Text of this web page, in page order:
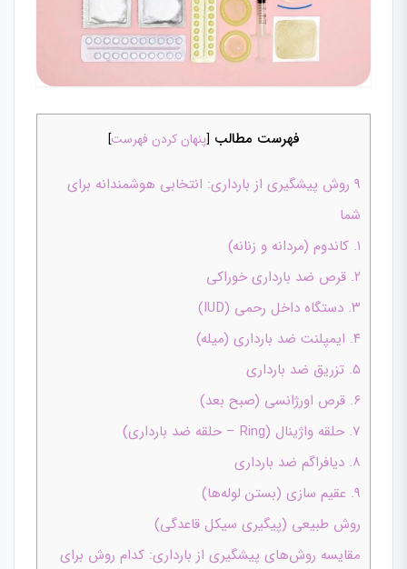
فهرست مطالب [پنهان کردن فهرست]
۹ روش پیشگیری از بارداری: انتخابی هوشمندانه برای
شما
۱. کاندوم (مردانه و زنانه)
۲. قرص ضد بارداری خوراکی
۳. دستگاه داخل رحمی (IUD)
۴. ایمپلنت ضد بارداری (میله)
۵. تزریق ضد بارداری
۶. قرص اورژانسی (صبح بعد)
۷. حلقه واژینال (Ring – حلقه ضد بارداری)
۸. دیافراگم ضد بارداری
۹. عقیم سازی (بستن لوله‌ها)
روش طبیعی (پیگیری سیکل قاعدگی)
مقایسه روش‌های پیشگیری از بارداری: کدام روش برای